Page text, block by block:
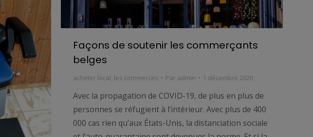
Façons de soutenir les commerçants
belges
acheter local, les commerces Par admin 1 décembre 2020
Avec la propagation de COVID-19, de plus en plus de
personnes se réfugient à l’intérieur. Avec plus de 400
000 cas rien qu’aux États-Unis, la distanciation sociale